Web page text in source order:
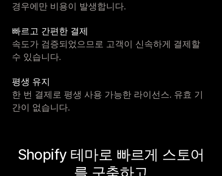
경우에만 비용이 발생합니다.
빠르고 간편한 결제
속도가 검증되었으므로 고객이 신속하게 결제할
수 있습니다.
평생 유지
한 번 결제로 평생 사용 가능한 라이선스. 유효 기
간이 없습니다.
Shopify 테마로 빠르게 스토어
를 구축하고